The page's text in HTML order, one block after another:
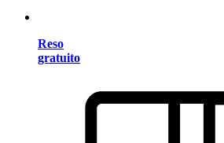
Reso
gratuito